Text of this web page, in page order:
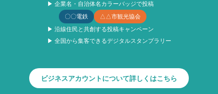
▶ 企業名・自治体名カラーバッジで投稿
〇〇電鉄
△△市観光協会
▶ 沿線住民と共創する投稿キャンペーン
▶ 全国から集客できるデジタルスタンプラリー
ビジネスアカウントについて詳しくはこちら